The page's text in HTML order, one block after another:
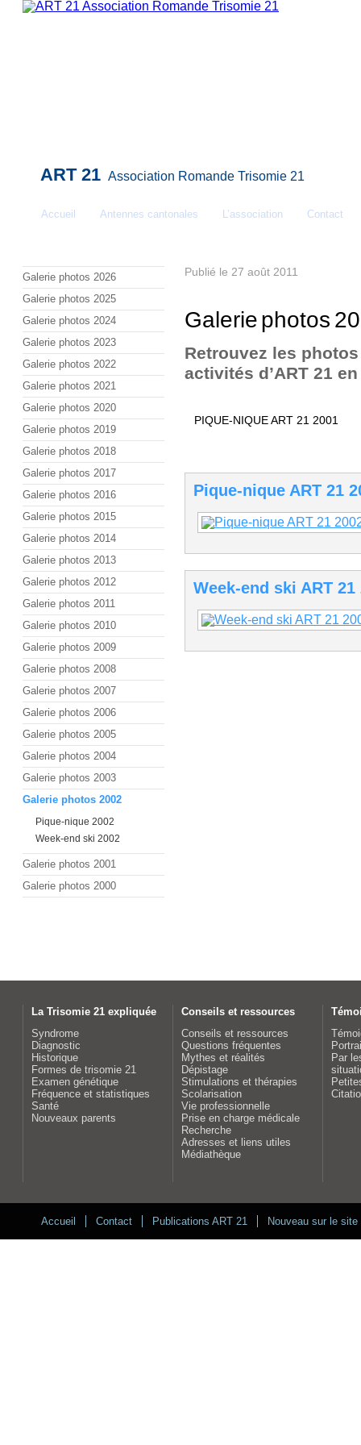
ART 21 Association Romande Trisomie 21
Accueil Antennes cantonales L’association Contact
Galerie photos 2026
Galerie photos 2025
Galerie photos 2024
Galerie photos 2023
Galerie photos 2022
Galerie photos 2021
Galerie photos 2020
Galerie photos 2019
Galerie photos 2018
Galerie photos 2017
Galerie photos 2016
Galerie photos 2015
Galerie photos 2014
Galerie photos 2013
Galerie photos 2012
Galerie photos 2011
Galerie photos 2010
Galerie photos 2009
Galerie photos 2008
Galerie photos 2007
Galerie photos 2006
Galerie photos 2005
Galerie photos 2004
Galerie photos 2003
Galerie photos 2002
Pique-nique 2002
Week-end ski 2002
Galerie photos 2001
Galerie photos 2000
Publié le 27 août 2011
Galerie photos
Retrouvez les
activités d’ART 21
PIQUE-NIQUE ART 21 2001
Pique-nique ART 21
Week-end ski ART 21
La Trisomie 21 expliquée
Syndrome
Diagnostic
Historique
Formes de trisomie 21
Examen génétique
Fréquence et statistiques
Santé
Nouveaux parents
Conseils et ressources
Conseils et ressources
Questions fréquentes
Mythes et réalités
Dépistage
Stimulations et thérapies
Scolarisation
Vie professionnelle
Prise en charge médicale
Recherche
Adresses et liens utiles
Médiathèque
Par
Accueil Contact Publications ART 21 Nouveau sur le site